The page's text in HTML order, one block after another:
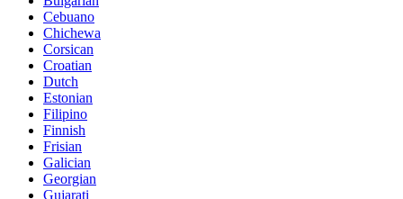
Cebuano
Chichewa
Corsican
Croatian
Dutch
Estonian
Filipino
Finnish
Frisian
Galician
Georgian
Gujarati